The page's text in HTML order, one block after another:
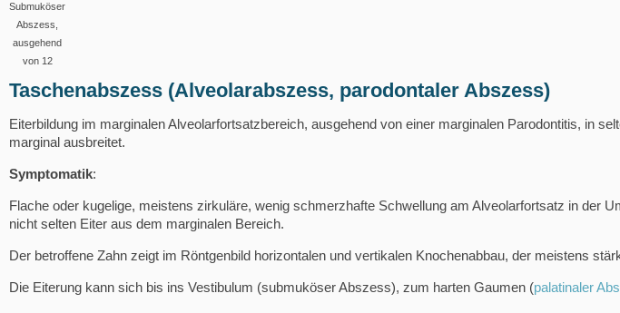
Submuköser
Abszess,
ausgehend
von 12
Taschenabszess (Alveolarabszess, parodontaler Abszess)
Eiterbildung im marginalen Alveolarfortsatzbereich, ausgehend von einer marginalen Parodontitis, in
marginal ausbreitet.
Symptomatik:
Flache oder kugelige, meistens zirkuläre, wenig schmerzhafte Schwellung am Alveolarfortsatz in der
nicht selten Eiter aus dem marginalen Bereich.
Der betroffene Zahn zeigt im Röntgenbild horizontalen und vertikalen Knochenabbau, der meistens
Die Eiterung kann sich bis ins Vestibulum (submuköser Abszess), zum harten Gaumen (palatinaler